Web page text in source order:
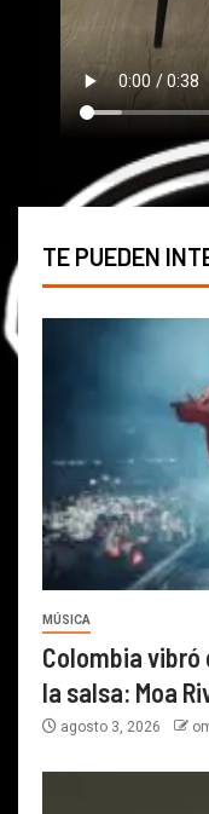
TE PUEDEN
MÚSICA
Colombia vibró
la salsa: Moa
agosto 3, 2026